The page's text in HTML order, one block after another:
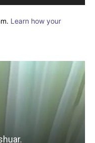
Learn how your